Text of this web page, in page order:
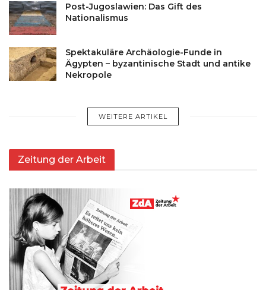
Post-Jugoslawien: Das Gift des
Nationalismus
Spektakuläre Archäologie-Funde in
Ägypten – byzantinische Stadt und antike
Nekropole
WEITERE ARTIKEL
Zeitung der Arbeit